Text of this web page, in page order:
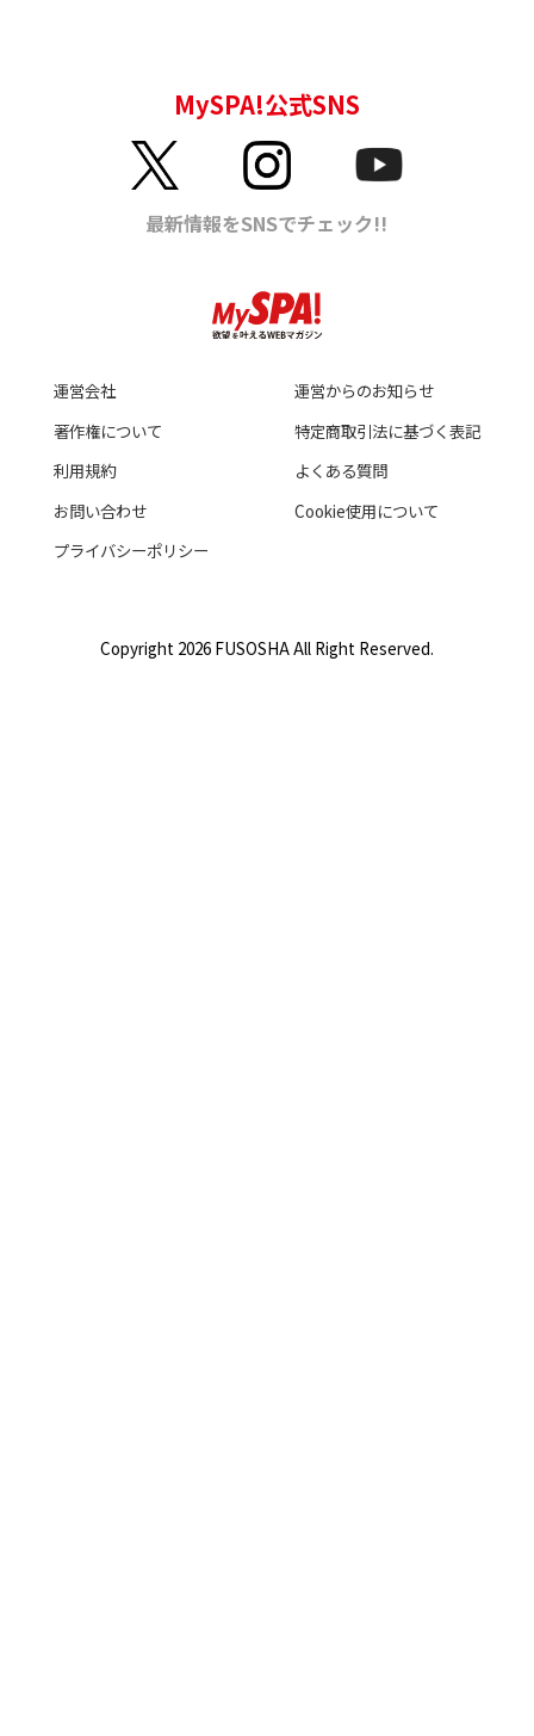
運営会社
運営からのお知らせ
著作権について
特定商取引法に基づく表記
利用規約
よくある質問
お問い合わせ
Cookie使用について
プライバシーポリシー
Copyright 2026 FUSOSHA All Right Reserved.